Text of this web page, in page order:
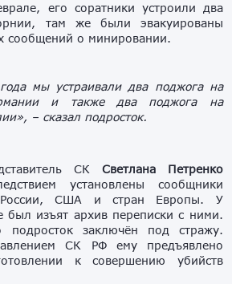
его соратники устроили два
там же были эвакуированы
сообщений о минировании.
мы устраивали два поджога на
и также два поджога на
– сказал подросток.
СК Светлана Петренко
установлены сообщники
России, США и стран Европы. У
был изъят архив переписки с ними.
подросток заключён под стражу.
СК РФ ему предъявлено
к совершению убийств